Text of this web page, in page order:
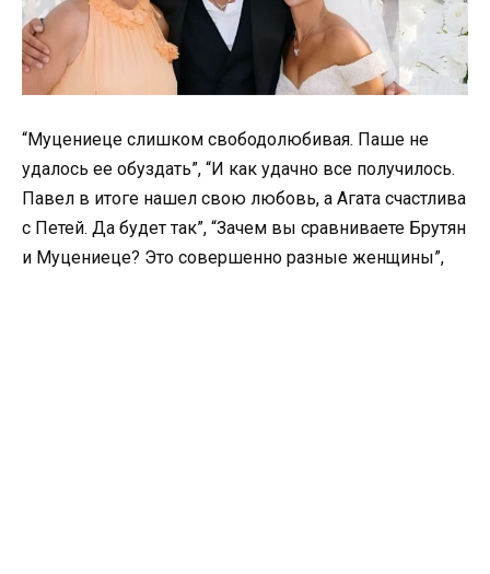
“Муцениеце слишком свободолюбивая. Паше не
удалось ее обуздать”, “И как удачно все получилось.
Павел в итоге нашел свою любовь, а Агата счастлива
с Петей. Да будет так”, “Зачем вы сравниваете Брутян
и Муцениеце? Это совершенно разные женщины”,